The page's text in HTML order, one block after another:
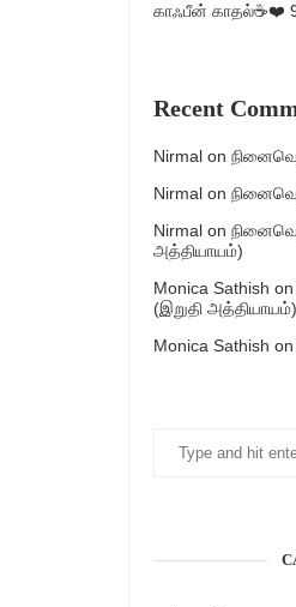
காஃபீன் காதல்☕❤️
Recent
Nirmal on
Nirmal on
Nirmal on
அத்தியாயம்)
Monica Sathish on
(இறுதி அத்தியாயம்)
Monica Sathish on